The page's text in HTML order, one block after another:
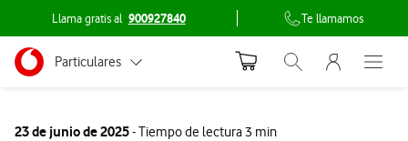
Llama gratis al 900927840 Te llamamos
Ir a la pagina principal de vodafone.es
Menu navegación Segmento
Particulares Abrir buscador.
Menu
Abre
23 de junio de 2025- Tiempo de lectura 3 min